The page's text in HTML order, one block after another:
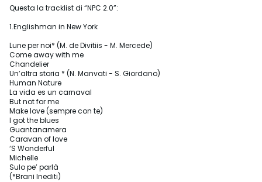
Questa la tracklist di “NPC 2.0”:
1.Englishman in New York
Lune per noi* (M. de Divitiis - M. Mercede)
Come away with me
Chandelier
Un’altra storia * (N. Manvati - S. Giordano)
Human Nature
La vida es un carnaval
But not for me
Make love (sempre con te)
I got the blues
Guantanamera
Caravan of love
‘S Wonderful
Michelle
Sulo pe’ parlà
(*Brani Inediti)